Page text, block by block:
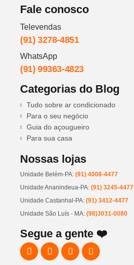
Fale conosco
Televendas
(91) 3278-4851
WhatsApp
(91) 99363-4823
Categorias do Blog
Tudo sobre ar condicionado
Para o seu negócio
Guia do açougueiro
Para sua casa
Nossas lojas
Unidade Belém-PA: (91) 4008-4477
Unidade Ananindeua-PA: (91) 3245-4477
Unidade Castanhal-PA: (91) 3412-4477
Unidade São Luís - MA: (98)3031-0080
Segue a gente ❤️